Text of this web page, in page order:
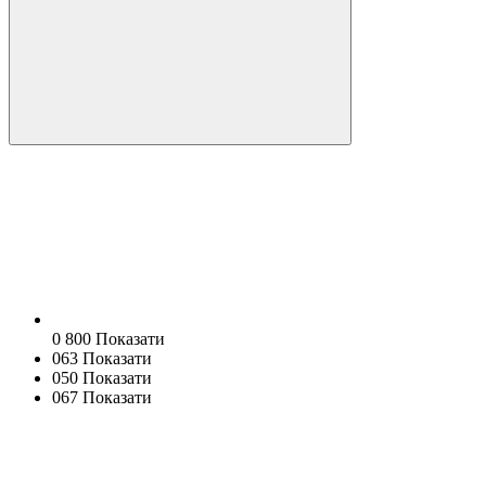
0 800 Показати
063 Показати
050 Показати
067 Показати